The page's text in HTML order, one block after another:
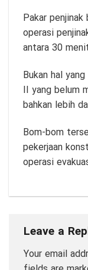
Pakar
operasi
antara 30
Bukan hal
II yang belum
bahkan lebih
Bom-bom
pekerjaan
operasi
Leave a
Your email